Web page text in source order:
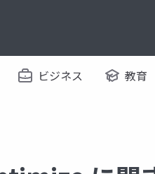
ビジネス 教育